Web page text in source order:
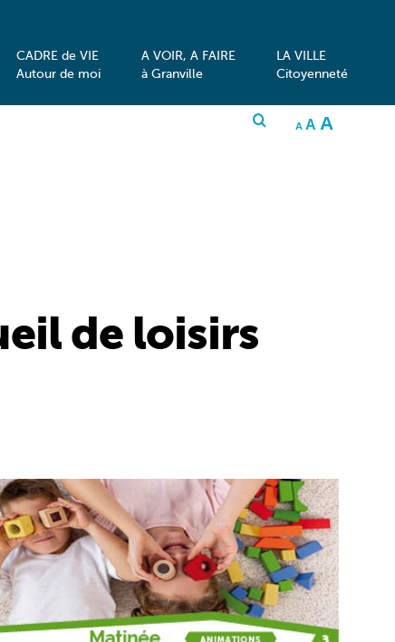
CADRE de VIE
Autour de moi
A VOIR, A FAIRE
à Granville
LA VILLE
Citoyenneté
A DECREASE
FONT
A RESET
FONT
SIZE.
AFONT
SIZE.
de loisirs